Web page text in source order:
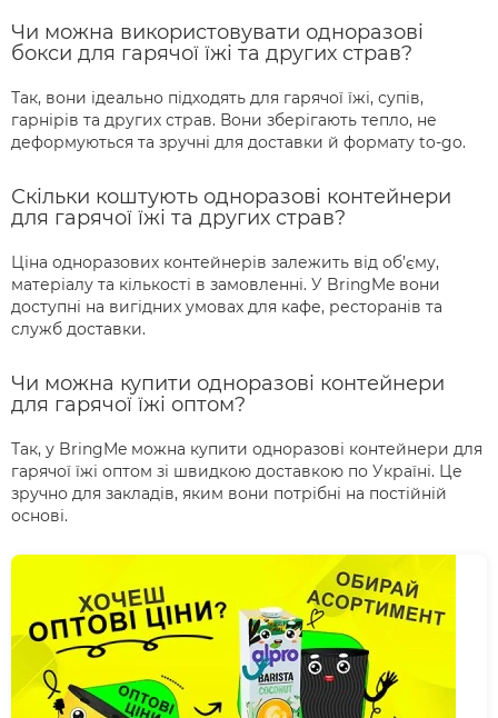
Чи можна використовувати одноразові
бокси для гарячої їжі та других страв?
Так, вони ідеально підходять для гарячої їжі, супів,
гарнірів та других страв. Вони зберігають тепло, не
деформуються та зручні для доставки й формату to-go.
Скільки коштують одноразові контейнери
для гарячої їжі та других страв?
Ціна одноразових контейнерів залежить від об’єму,
матеріалу та кількості в замовленні. У BringMe вони
доступні на вигідних умовах для кафе, ресторанів та
служб доставки.
Чи можна купити одноразові контейнери
для гарячої їжі оптом?
Так, у BringMe можна купити одноразові контейнери для
гарячої їжі оптом зі швидкою доставкою по Україні. Це
зручно для закладів, яким вони потрібні на постійній
основі.